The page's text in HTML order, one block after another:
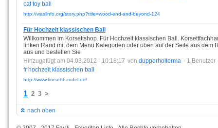
cat toy ball
http://waslinfo.org/story.php?title=wood-end-and-beyond-124
Für Hochzeit klassischen Ball
Willkommen im Korsettshop. Für Hochzeit klassischen Ball.
linken Rand mit dem Menü Kategorien oder oben auf der Seite aus dem
aus und bestellen Sie
Hinzugefügt am 04.03.2012 - 10:18:17 von dupperholterma - 1 Benutzer
fr hochzeit klassischen ball
http://www.korsetthandel.de/
1 2 3 >
nach oben